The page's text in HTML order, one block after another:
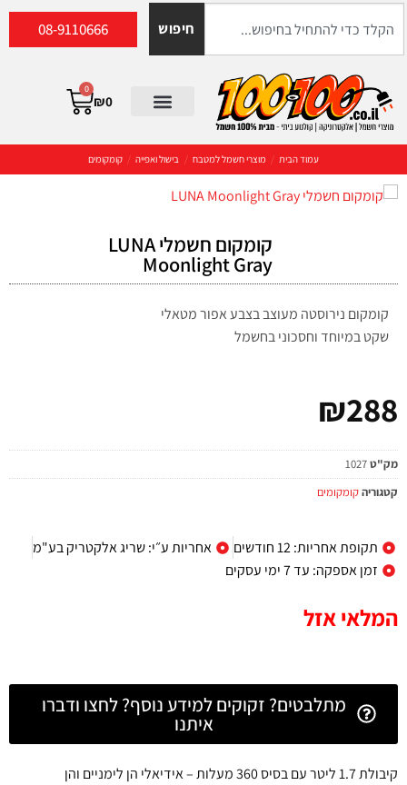
חיפוש 08-9110666
₪0
0
עמוד הבית / מוצרי חשמל למטבח / בישול ואפייה / קומקומים
קומקום חשמלי LUNA
Moonlight Gray
קומקום נירוסטה מעוצב בצבע אפור מטאלי
שקט במיוחד וחסכוני בחשמל
₪288
מק"ט1027
קטגוריהקומקומים
תקופת אחריות: 12 חודשים
אחריות ע״י: שריג אלקטריק בע"מ
זמן אספקה: עד 7 ימי עסקים
המלאי אזל
מתלבטים? זקוקים למידע נוסף? לחצו ודברו
איתנו
קיבולת 1.7 ליטר עם בסיס 360 מעלות – אידיאלי הן לימניים והן